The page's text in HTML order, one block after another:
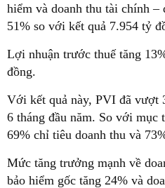
hiểm và doanh thu tài chính –
51% so với kết quả 7.954 tỷ
Lợi nhuận trước thuế tăng
đồng.
Với kết quả này, PVI đã vượt
6 tháng đầu năm. So với mục
69% chỉ tiêu doanh thu và
Mức tăng trưởng mạnh về
bảo hiểm gốc tăng 24% và